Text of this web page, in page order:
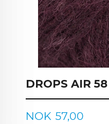
DROPS AIR
Tilbud
NOK 57,00